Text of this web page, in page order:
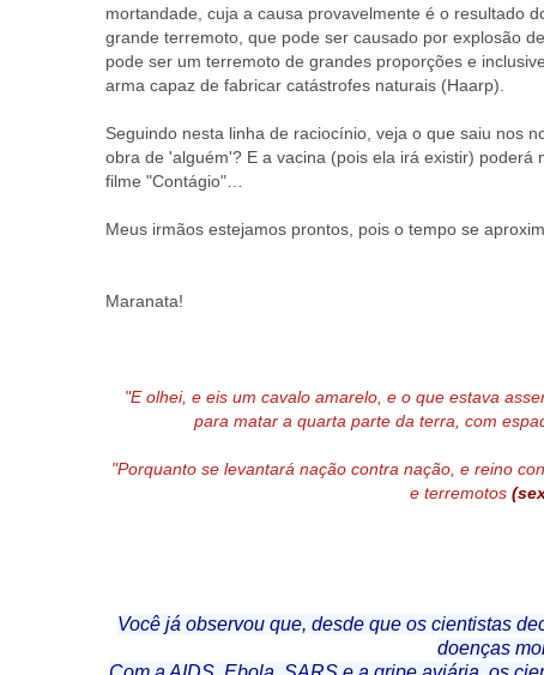
mortandade, cuja a causa provavelmente é o resultado
grande terremoto, que pode ser causado por explosão
pode ser um terremoto de grandes proporções e
arma capaz de fabricar catástrofes naturais (Haarp).
Seguindo nesta linha de raciocínio, veja o que saiu nos
obra de 'alguém'? E a vacina (pois ela irá existir)
filme "Contágio"…
Meus irmãos estejamos prontos, pois o tempo se
Maranata!
"E olhei, e eis um cavalo amarelo, e o que estava
para matar a quarta parte da terra, com
"Porquanto se levantará nação contra nação, e reino
e terremotos
Você já observou que, desde que os cientistas
doenças